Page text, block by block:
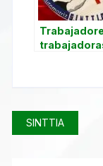
SINTTIA